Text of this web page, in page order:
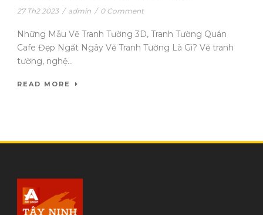
27 Th2 2023 / admin / 0 Comment
Những Mẫu Vẽ Tranh Tường 3D, Tranh Tường Quán
Cafe Đẹp Ngất Ngây Vẽ Tranh Tường Là Gì? Vẽ tranh
tường, nghệ...
READ MORE